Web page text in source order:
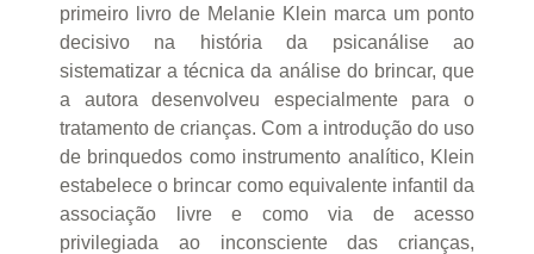
primeiro livro de Melanie Klein marca um ponto
decisivo na história da psicanálise ao
sistematizar a técnica da análise do brincar, que
a autora desenvolveu especialmente para o
tratamento de crianças. Com a introdução do uso
de brinquedos como instrumento analítico, Klein
estabelece o brincar como equivalente infantil da
associação livre e como via de acesso
privilegiada ao inconsciente das crianças,